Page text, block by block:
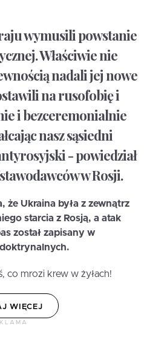
wymusili powstanie
Właściwie nie
nadali jej nowe
na rusofobię i
i bezceremonialnie
nasz sąsiedni
- powiedział
w Rosji.
że Ukraina była z zewnątrz
starcia z Rosją, a atak
został zapisany w
co mrozi krew w żyłach!
WIĘCEJ